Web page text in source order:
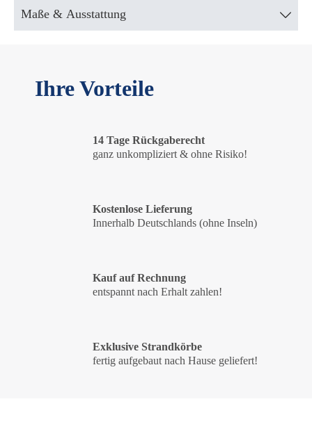
Maße & Ausstattung
Ihre Vorteile
14 Tage Rückgaberecht
ganz unkompliziert & ohne Risiko!
Kostenlose Lieferung
Innerhalb Deutschlands (ohne Inseln)
Kauf auf Rechnung
entspannt nach Erhalt zahlen!
Exklusive Strandkörbe
fertig aufgebaut nach Hause geliefert!